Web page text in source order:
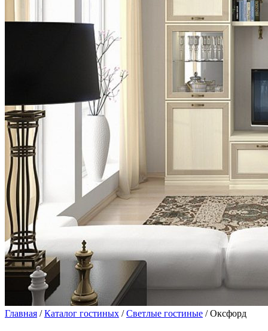
Главная /Каталог гостиных /Светлые гостиные / Оксфорд